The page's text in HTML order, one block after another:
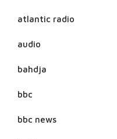
atlantic radio
audio
bahdja
bbc
bbc news